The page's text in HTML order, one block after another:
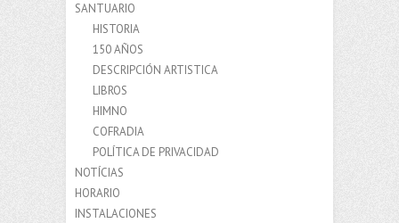
SANTUARIO
HISTORIA
150 AÑOS
DESCRIPCIÓN ARTISTICA
LIBROS
HIMNO
COFRADIA
POLÍTICA DE PRIVACIDAD
NOTÍCIAS
HORARIO
INSTALACIONES